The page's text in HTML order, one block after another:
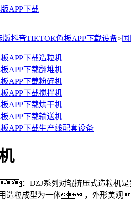
APP下载
版抖音TIKTOK色板APP下载设备>
APP下载造粒机
APP下载翻堆机
APP下载粉碎机
APP下载搅拌机
APP下载烘干机
APP下载输送机
APP下载生产线配套设备
：DZJ系列对辊挤压式造粒机
粒成型为一体，外形美观